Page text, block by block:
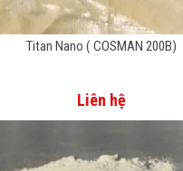
Titan Nano ( COSMAN 200B)
Liên hệ